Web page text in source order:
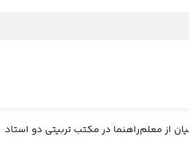
از معلم‌راهنما در مکتب تربیتی دو استاد